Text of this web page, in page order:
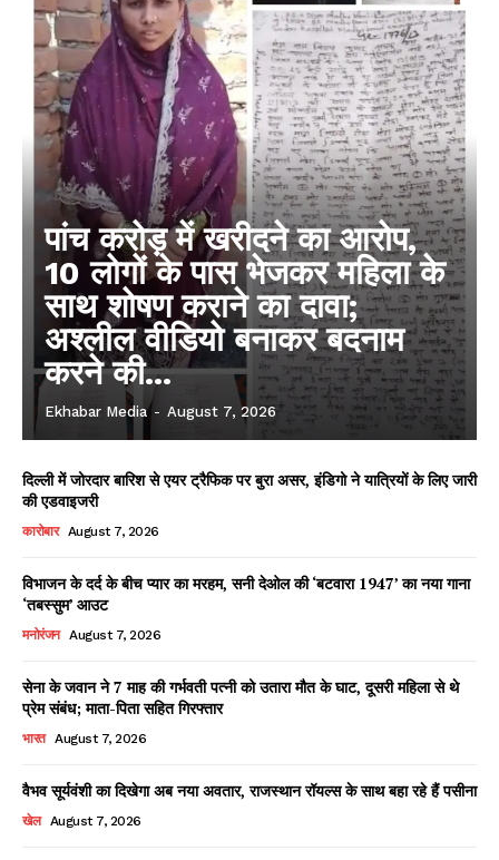
पांच करोड़ में खरीदने का आरोप,
10 लोगों के पास भेजकर महिला के
साथ शोषण कराने का दावा;
अश्लील वीडियो बनाकर बदनाम
करने की...
Ekhabar Media - August 7, 2026
दिल्ली में जोरदार बारिश से एयर ट्रैफिक पर बुरा असर, इंडिगो ने यात्रियों के लिए जारी
की एडवाइजरी
कारोबार August 7, 2026
विभाजन के दर्द के बीच प्यार का मरहम, सनी देओल की ‘बटवारा 1947’ का नया गाना
‘तबस्सुम’ आउट
मनोरंजन August 7, 2026
सेना के जवान ने 7 माह की गर्भवती पत्नी को उतारा मौत के घाट, दूसरी महिला से थे
प्रेम संबंध; माता-पिता सहित गिरफ्तार
भारत August 7, 2026
वैभव सूर्यवंशी का दिखेगा अब नया अवतार, राजस्थान रॉयल्स के साथ बहा रहे हैं पसीना
खेल August 7, 2026